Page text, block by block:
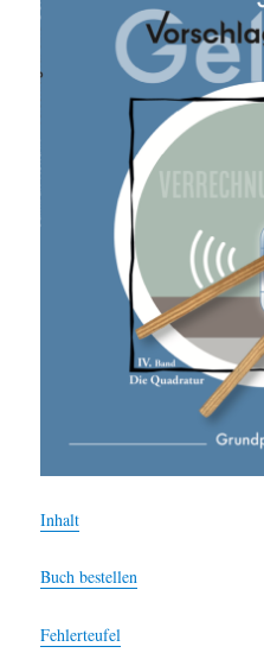
Inhalt
Buch bestellen
Fehlerteufel